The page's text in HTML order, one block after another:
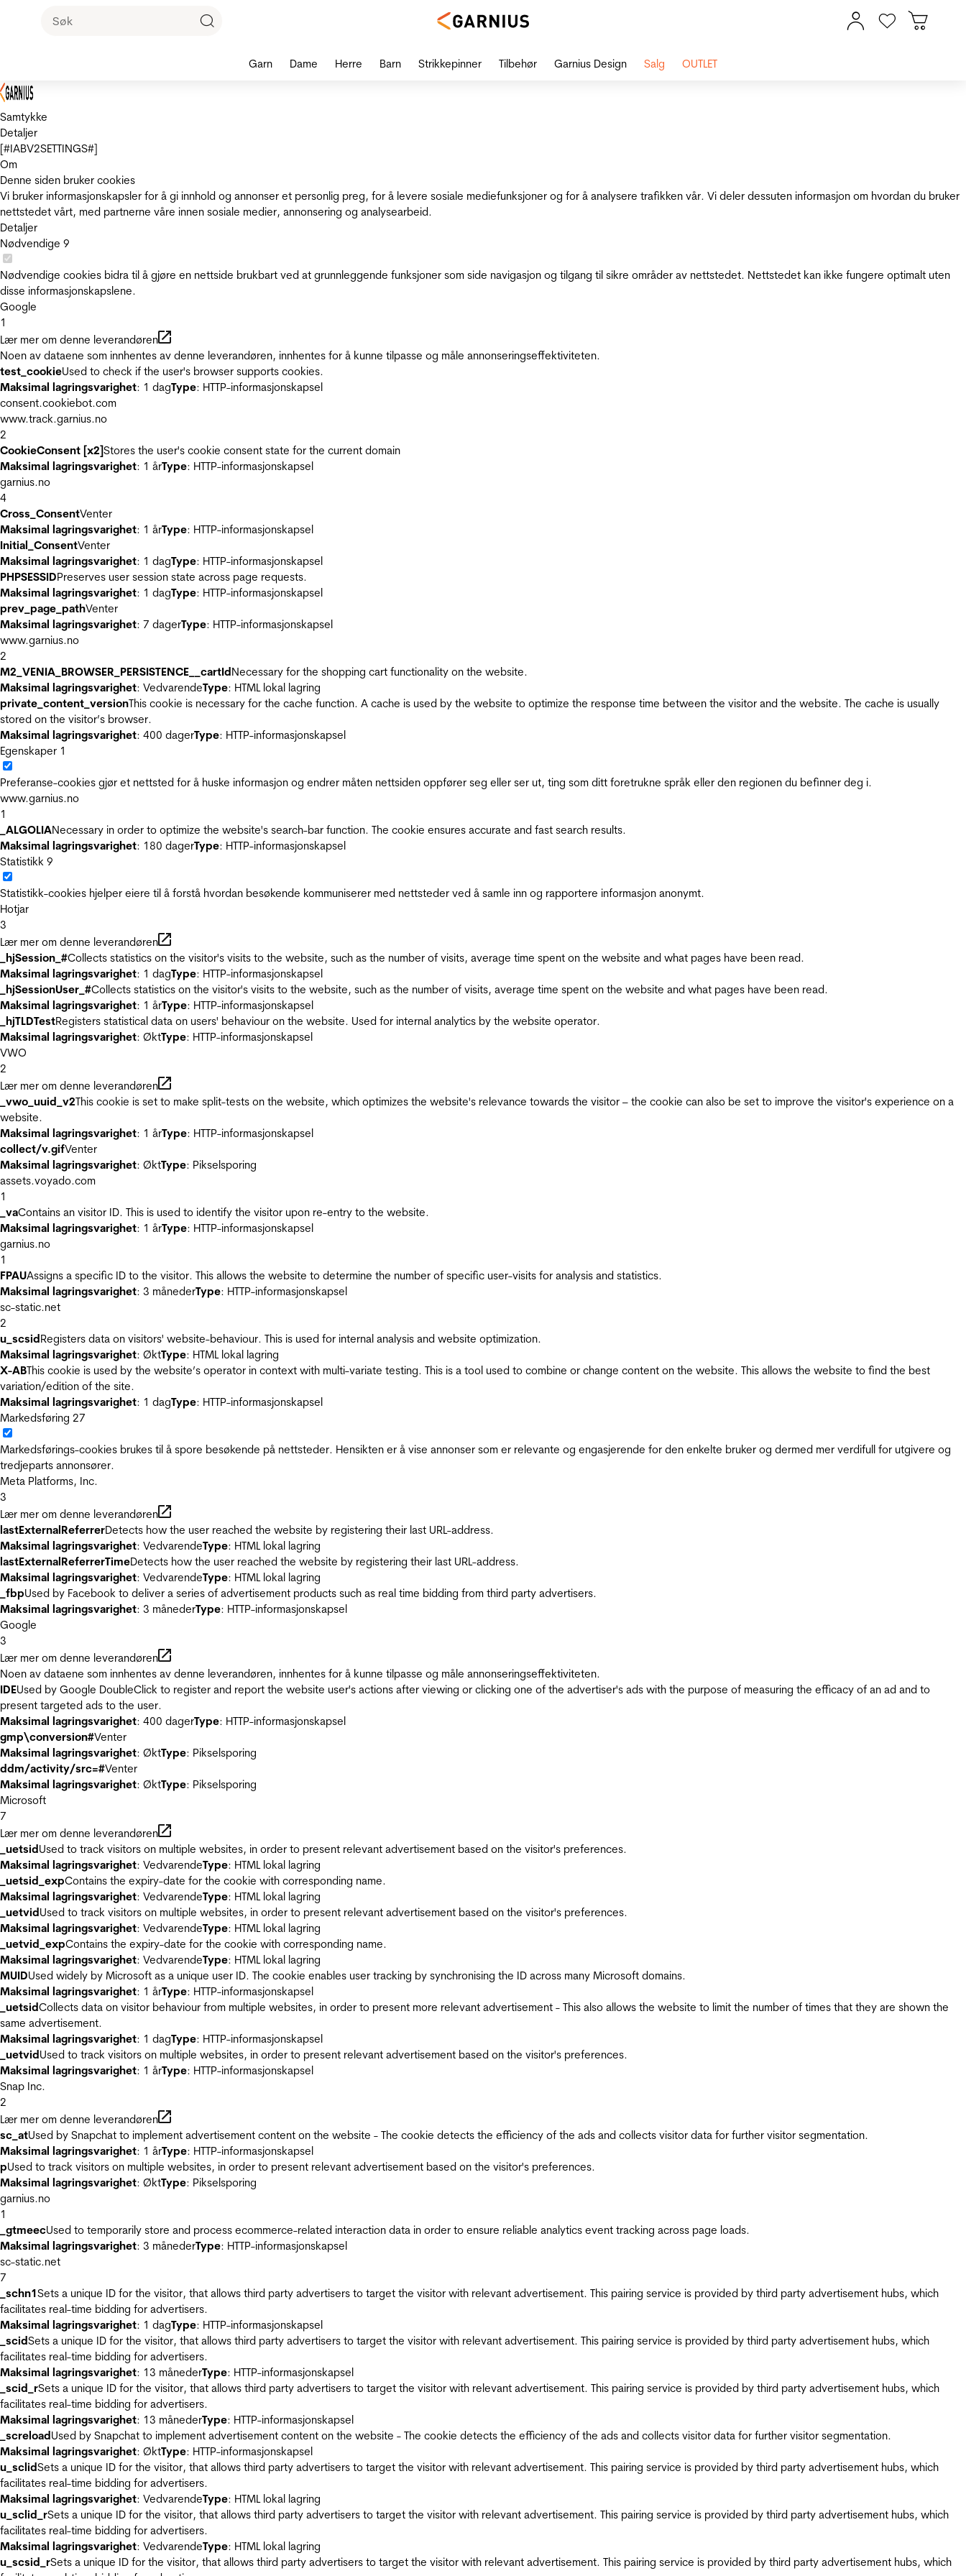
Samtykke
Detaljer
[#IABV2SETTINGS#]
Om
Denne siden bruker cookies
Vi bruker informasjonskapsler for å gi innhold og annonser et personlig preg, for å levere sosiale mediefunksjoner og for å analysere trafikken vår. Vi deler dessuten informasjon om hvordan du bruker
nettstedet vårt, med partnerne våre innen sosiale medier, annonsering og analysearbeid.
Detaljer
Nødvendige 9
Nødvendige cookies bidra til å gjøre en nettside brukbart ved at grunnleggende funksjoner som side navigasjon og tilgang til sikre områder av nettstedet. Nettstedet kan ikke fungere optimalt uten
disse informasjonskapslene.
Google
1
Lær mer om denne leverandøren
Noen av dataene som innhentes av denne leverandøren, innhentes for å kunne tilpasse og måle annonseringseffektiviteten.
test_cookieUsed to check if the user's browser supports cookies.
Maksimal lagringsvarighet: 1 dagType: HTTP-informasjonskapsel
consent.cookiebot.com
www.track.garnius.no
2
CookieConsent [x2]Stores the user's cookie consent state for the current domain
Maksimal lagringsvarighet: 1 årType: HTTP-informasjonskapsel
garnius.no
4
Cross_ConsentVenter
Maksimal lagringsvarighet: 1 årType: HTTP-informasjonskapsel
Initial_ConsentVenter
Maksimal lagringsvarighet: 1 dagType: HTTP-informasjonskapsel
PHPSESSIDPreserves user session state across page requests.
Maksimal lagringsvarighet: 1 dagType: HTTP-informasjonskapsel
prev_page_pathVenter
Maksimal lagringsvarighet: 7 dagerType: HTTP-informasjonskapsel
www.garnius.no
2
M2_VENIA_BROWSER_PERSISTENCE__cartIdNecessary for the shopping cart functionality on the website.
Maksimal lagringsvarighet: VedvarendeType: HTML lokal lagring
private_content_versionThis cookie is necessary for the cache function. A cache is used by the website to optimize the response time between the visitor and the website. The cache is usually
stored on the visitor’s browser.
Maksimal lagringsvarighet: 400 dagerType: HTTP-informasjonskapsel
Egenskaper 1
Preferanse-cookies gjør et nettsted for å huske informasjon og endrer måten nettsiden oppfører seg eller ser ut, ting som ditt foretrukne språk eller den regionen du befinner deg i.
www.garnius.no
1
_ALGOLIANecessary in order to optimize the website's search-bar function. The cookie ensures accurate and fast search results.
Maksimal lagringsvarighet: 180 dagerType: HTTP-informasjonskapsel
Statistikk 9
Statistikk-cookies hjelper eiere til å forstå hvordan besøkende kommuniserer med nettsteder ved å samle inn og rapportere informasjon anonymt.
Hotjar
3
Lær mer om denne leverandøren
_hjSession_#Collects statistics on the visitor's visits to the website, such as the number of visits, average time spent on the website and what pages have been read.
Maksimal lagringsvarighet: 1 dagType: HTTP-informasjonskapsel
_hjSessionUser_#Collects statistics on the visitor's visits to the website, such as the number of visits, average time spent on the website and what pages have been read.
Maksimal lagringsvarighet: 1 årType: HTTP-informasjonskapsel
_hjTLDTestRegisters statistical data on users' behaviour on the website. Used for internal analytics by the website operator.
Maksimal lagringsvarighet: ØktType: HTTP-informasjonskapsel
VWO
2
Lær mer om denne leverandøren
_vwo_uuid_v2This cookie is set to make split-tests on the website, which optimizes the website's relevance towards the visitor – the cookie can also be set to improve the visitor's experience on a
website.
Maksimal lagringsvarighet: 1 årType: HTTP-informasjonskapsel
collect/v.gifVenter
Maksimal lagringsvarighet: ØktType: Pikselsporing
assets.voyado.com
1
_vaContains an visitor ID. This is used to identify the visitor upon re-entry to the website.
Maksimal lagringsvarighet: 1 årType: HTTP-informasjonskapsel
garnius.no
1
FPAUAssigns a specific ID to the visitor. This allows the website to determine the number of specific user-visits for analysis and statistics.
Maksimal lagringsvarighet: 3 månederType: HTTP-informasjonskapsel
sc-static.net
2
u_scsidRegisters data on visitors' website-behaviour. This is used for internal analysis and website optimization.
Maksimal lagringsvarighet: ØktType: HTML lokal lagring
X-ABThis cookie is used by the website’s operator in context with multi-variate testing. This is a tool used to combine or change content on the website. This allows the website to find the best
variation/edition of the site.
Maksimal lagringsvarighet: 1 dagType: HTTP-informasjonskapsel
Markedsføring 27
Markedsførings-cookies brukes til å spore besøkende på nettsteder. Hensikten er å vise annonser som er relevante og engasjerende for den enkelte bruker og dermed mer verdifull for utgivere og
tredjeparts annonsører.
Meta Platforms, Inc.
3
Lær mer om denne leverandøren
lastExternalReferrerDetects how the user reached the website by registering their last URL-address.
Maksimal lagringsvarighet: VedvarendeType: HTML lokal lagring
lastExternalReferrerTimeDetects how the user reached the website by registering their last URL-address.
Maksimal lagringsvarighet: VedvarendeType: HTML lokal lagring
_fbpUsed by Facebook to deliver a series of advertisement products such as real time bidding from third party advertisers.
Maksimal lagringsvarighet: 3 månederType: HTTP-informasjonskapsel
Google
3
Lær mer om denne leverandøren
Noen av dataene som innhentes av denne leverandøren, innhentes for å kunne tilpasse og måle annonseringseffektiviteten.
IDEUsed by Google DoubleClick to register and report the website user's actions after viewing or clicking one of the advertiser's ads with the purpose of measuring the efficacy of an ad and to
present targeted ads to the user.
Maksimal lagringsvarighet: 400 dagerType: HTTP-informasjonskapsel
gmp\conversion#Venter
Maksimal lagringsvarighet: ØktType: Pikselsporing
ddm/activity/src=#Venter
Maksimal lagringsvarighet: ØktType: Pikselsporing
Microsoft
7
Lær mer om denne leverandøren
_uetsidUsed to track visitors on multiple websites, in order to present relevant advertisement based on the visitor's preferences.
Maksimal lagringsvarighet: VedvarendeType: HTML lokal lagring
_uetsid_expContains the expiry-date for the cookie with corresponding name.
Maksimal lagringsvarighet: VedvarendeType: HTML lokal lagring
_uetvidUsed to track visitors on multiple websites, in order to present relevant advertisement based on the visitor's preferences.
Maksimal lagringsvarighet: VedvarendeType: HTML lokal lagring
_uetvid_expContains the expiry-date for the cookie with corresponding name.
Maksimal lagringsvarighet: VedvarendeType: HTML lokal lagring
MUIDUsed widely by Microsoft as a unique user ID. The cookie enables user tracking by synchronising the ID across many Microsoft domains.
Maksimal lagringsvarighet: 1 årType: HTTP-informasjonskapsel
_uetsidCollects data on visitor behaviour from multiple websites, in order to present more relevant advertisement - This also allows the website to limit the number of times that they are shown the
same advertisement.
Maksimal lagringsvarighet: 1 dagType: HTTP-informasjonskapsel
_uetvidUsed to track visitors on multiple websites, in order to present relevant advertisement based on the visitor's preferences.
Maksimal lagringsvarighet: 1 årType: HTTP-informasjonskapsel
Snap Inc.
2
Lær mer om denne leverandøren
sc_atUsed by Snapchat to implement advertisement content on the website - The cookie detects the efficiency of the ads and collects visitor data for further visitor segmentation.
Maksimal lagringsvarighet: 1 årType: HTTP-informasjonskapsel
pUsed to track visitors on multiple websites, in order to present relevant advertisement based on the visitor's preferences.
Maksimal lagringsvarighet: ØktType: Pikselsporing
garnius.no
1
_gtmeecUsed to temporarily store and process ecommerce-related interaction data in order to ensure reliable analytics event tracking across page loads.
Maksimal lagringsvarighet: 3 månederType: HTTP-informasjonskapsel
sc-static.net
7
_schn1Sets a unique ID for the visitor, that allows third party advertisers to target the visitor with relevant advertisement. This pairing service is provided by third party advertisement hubs, which
facilitates real-time bidding for advertisers.
Maksimal lagringsvarighet: 1 dagType: HTTP-informasjonskapsel
_scidSets a unique ID for the visitor, that allows third party advertisers to target the visitor with relevant advertisement. This pairing service is provided by third party advertisement hubs, which
facilitates real-time bidding for advertisers.
Maksimal lagringsvarighet: 13 månederType: HTTP-informasjonskapsel
_scid_rSets a unique ID for the visitor, that allows third party advertisers to target the visitor with relevant advertisement. This pairing service is provided by third party advertisement hubs, which
facilitates real-time bidding for advertisers.
Maksimal lagringsvarighet: 13 månederType: HTTP-informasjonskapsel
_screloadUsed by Snapchat to implement advertisement content on the website - The cookie detects the efficiency of the ads and collects visitor data for further visitor segmentation.
Maksimal lagringsvarighet: ØktType: HTTP-informasjonskapsel
u_sclidSets a unique ID for the visitor, that allows third party advertisers to target the visitor with relevant advertisement. This pairing service is provided by third party advertisement hubs, which
facilitates real-time bidding for advertisers.
Maksimal lagringsvarighet: VedvarendeType: HTML lokal lagring
u_sclid_rSets a unique ID for the visitor, that allows third party advertisers to target the visitor with relevant advertisement. This pairing service is provided by third party advertisement hubs, which
facilitates real-time bidding for advertisers.
Maksimal lagringsvarighet: VedvarendeType: HTML lokal lagring
u_scsid_rSets a unique ID for the visitor, that allows third party advertisers to target the visitor with relevant advertisement. This pairing service is provided by third party advertisement hubs, which
Garn Dame Herre Barn Strikkepinner Tilbehør Garnius Design Salg OUTLET